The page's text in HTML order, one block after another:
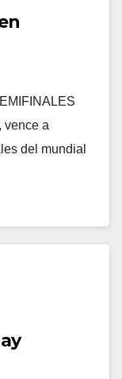
vence a
del mundial